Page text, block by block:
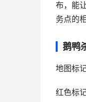
布，能
务点的
鹅鸭
地图标
红色标